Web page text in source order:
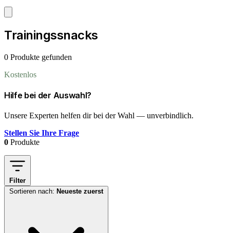
Trainingssnacks
0 Produkte gefunden
Kostenlos
Hilfe bei der Auswahl?
Unsere Experten helfen dir bei der Wahl — unverbindlich.
Stellen Sie Ihre Frage
0 Produkte
Filter
Sortieren nach: Neueste zuerst